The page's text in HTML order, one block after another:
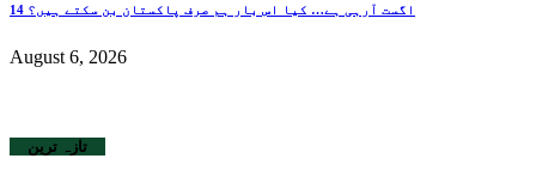
14 اگست آرہی ہے… کیا اس بار ہم صرف پاکستان بن سکتے ہیں؟
August 6, 2026
تازہ ترین